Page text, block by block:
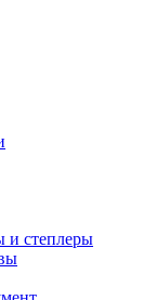
и степлеры